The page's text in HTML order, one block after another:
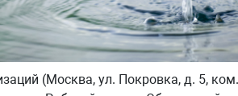
(Москва, ул. Покровка, д. 5,